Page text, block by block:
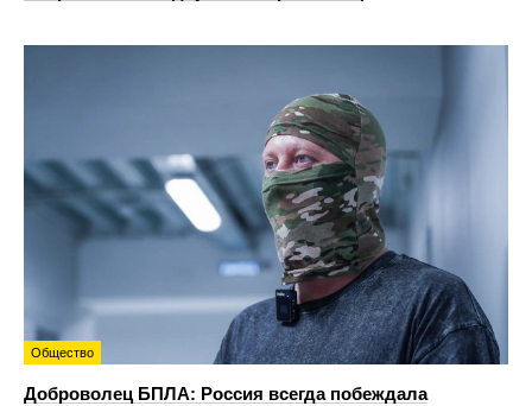
Общество
Доброволец БПЛА: Россия всегда побеждала